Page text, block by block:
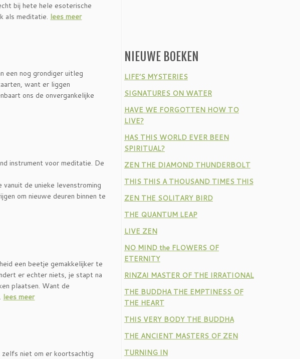
bij hete hele esoterische
als meditatie. lees meer
een nog grondiger uitleg
want er liggen
ons de onvergankelijke
instrument voor meditatie. De
de unieke levenstroming
om nieuwe deuren binnen te
een beetje gemakkelijker te
er echter niets, je stapt na
plaatsen. Want de
lees meer
niet om er koortsachtig
NIEUWE BOEKEN
LIFE’S MYSTERIES
SIGNATURES ON WATER
HAVE WE FORGOTTEN HOW TO
LIVE?
HAS THIS WORLD EVER BEEN
SPIRITUAL?
ZEN THE DIAMOND THUNDERBOLT
THIS THIS A THOUSAND TIMES THIS
ZEN THE SOLITARY BIRD
THE QUANTUM LEAP
LIVE ZEN
NO MIND the FLOWERS OF
ETERNITY
RINZAI MASTER OF THE IRRATIONAL
THE BUDDHA THE EMPTINESS OF
THE HEART
THIS VERY BODY THE BUDDHA
THE ANCIENT MASTERS OF ZEN
TURNING IN